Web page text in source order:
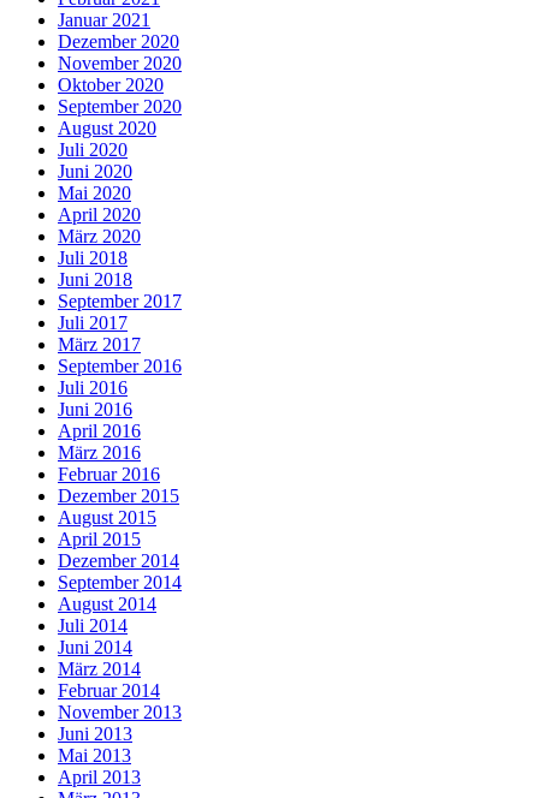
Januar 2021
Dezember 2020
November 2020
Oktober 2020
September 2020
August 2020
Juli 2020
Juni 2020
Mai 2020
April 2020
März 2020
Juli 2018
Juni 2018
September 2017
Juli 2017
März 2017
September 2016
Juli 2016
Juni 2016
April 2016
März 2016
Februar 2016
Dezember 2015
August 2015
April 2015
Dezember 2014
September 2014
August 2014
Juli 2014
Juni 2014
März 2014
Februar 2014
November 2013
Juni 2013
Mai 2013
April 2013